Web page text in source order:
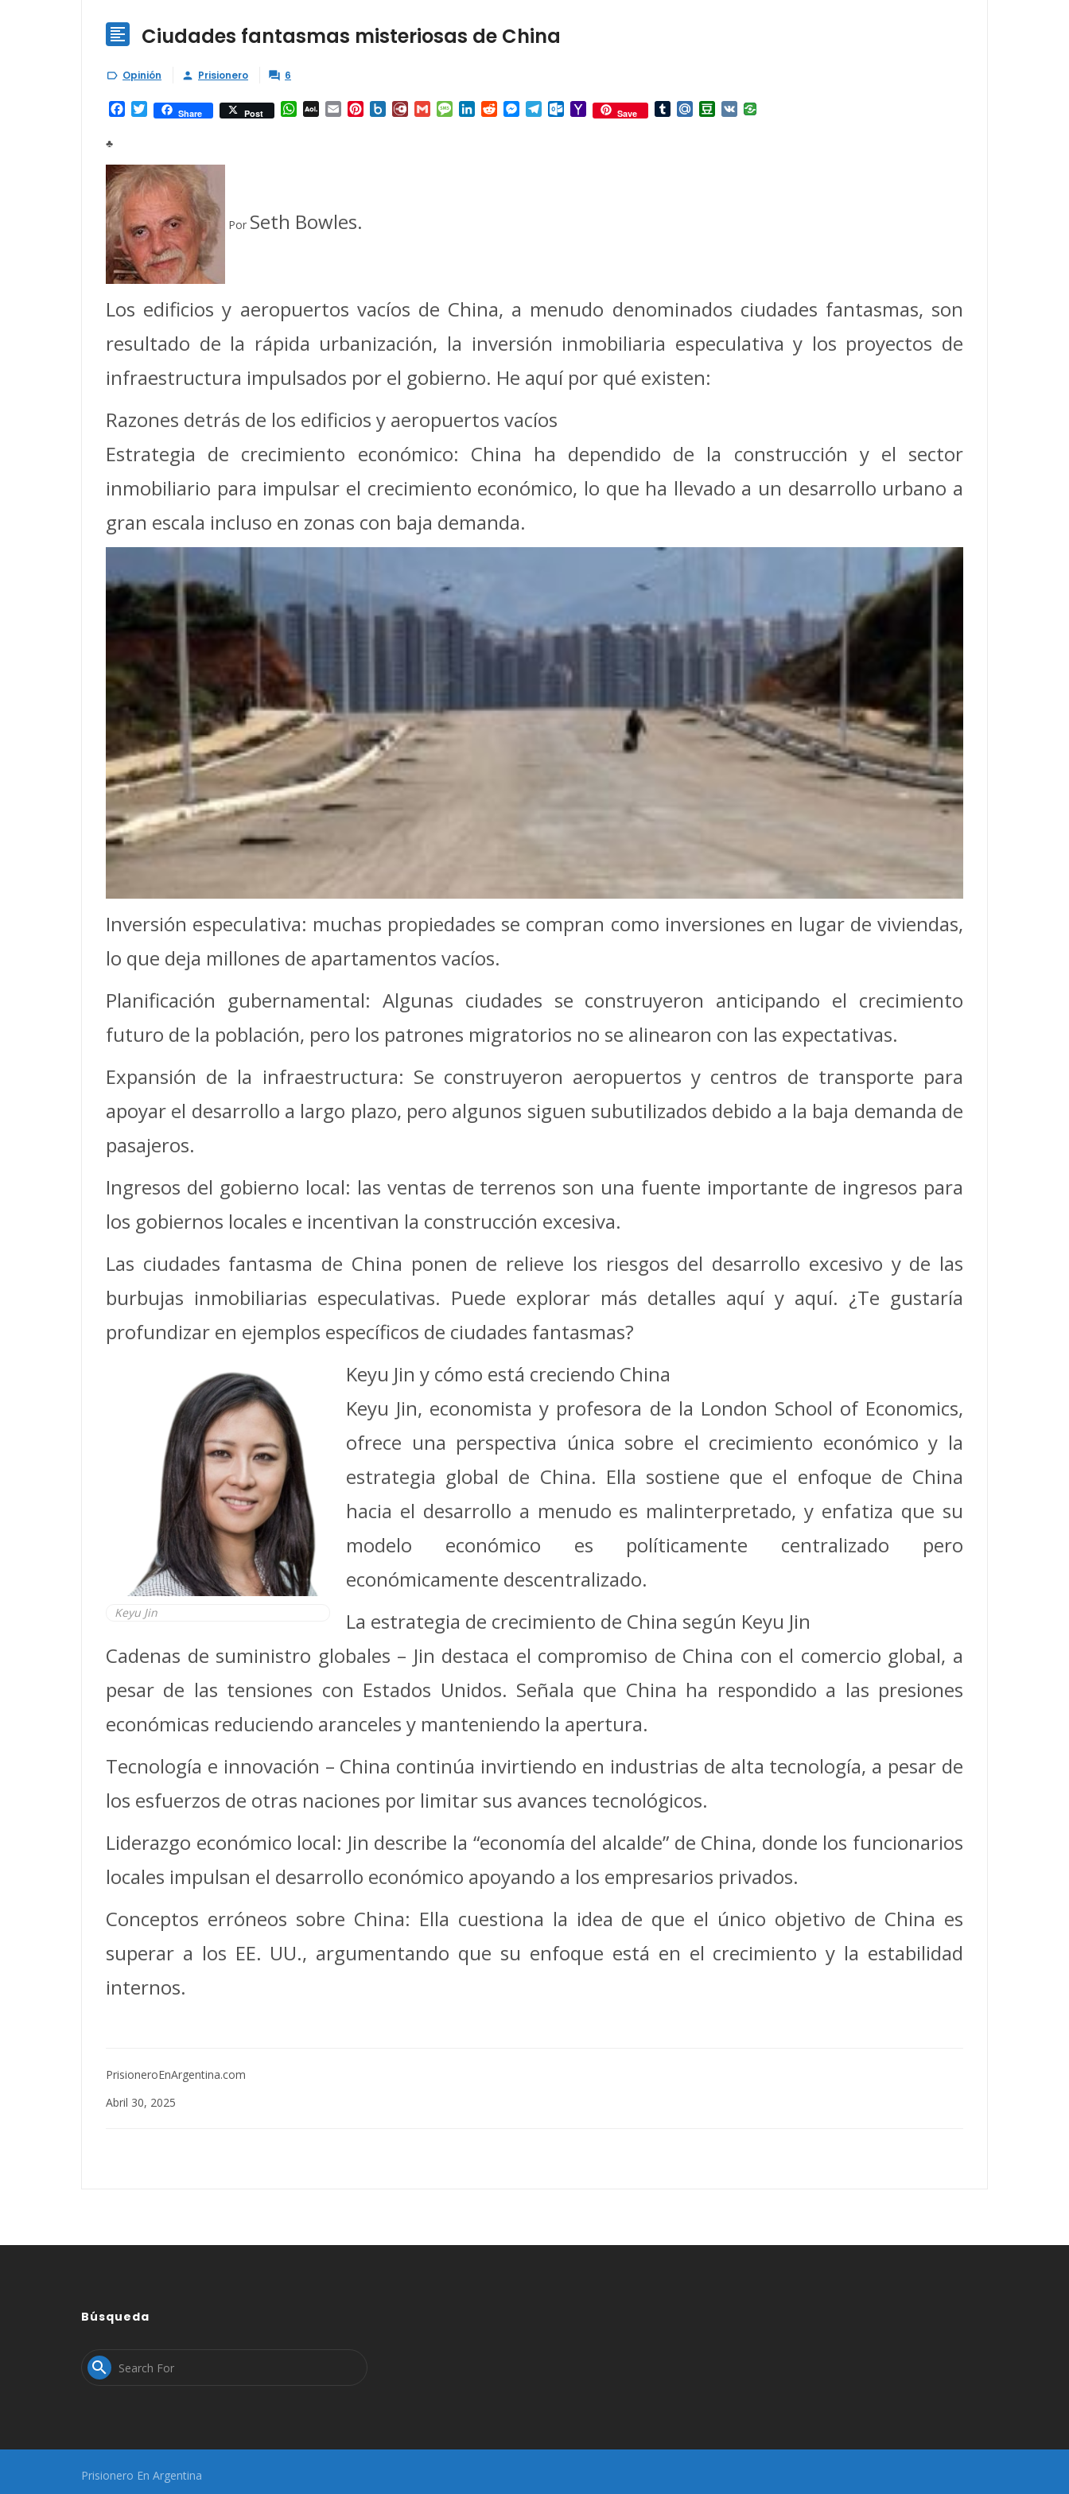
 Ciudades fantasmas misteriosas de China
 Opinión  Prisionero  6
Facebook
TwitterShare Post WhatsApp
AOL Email Pinterest
Box.netDiary.RuGmailMessage
LinkedInRedditMessenger
TelegramOutlook.com
YahooSave TumblrMail.RuDouban
VK
♣
Por Seth Bowles.
Los edificios y aeropuertos vacíos de China, a menudo denominados ciudades fantasmas, son
resultado de la rápida urbanización, la inversión inmobiliaria especulativa y los proyectos de
infraestructura impulsados ​​por el gobierno. He aquí por qué existen:
Razones detrás de los edificios y aeropuertos vacíos
Estrategia de crecimiento económico: China ha dependido de la construcción y el sector
inmobiliario para impulsar el crecimiento económico, lo que ha llevado a un desarrollo urbano a
gran escala incluso en zonas con baja demanda.
Inversión especulativa: muchas propiedades se compran como inversiones en lugar de viviendas,
lo que deja millones de apartamentos vacíos.
Planificación gubernamental: Algunas ciudades se construyeron anticipando el crecimiento
futuro de la población, pero los patrones migratorios no se alinearon con las expectativas.
Expansión de la infraestructura: Se construyeron aeropuertos y centros de transporte para
apoyar el desarrollo a largo plazo, pero algunos siguen subutilizados debido a la baja demanda de
pasajeros.
Ingresos del gobierno local: las ventas de terrenos son una fuente importante de ingresos para
los gobiernos locales e incentivan la construcción excesiva.
Las ciudades fantasma de China ponen de relieve los riesgos del desarrollo excesivo y de las
burbujas inmobiliarias especulativas. Puede explorar más detalles aquí y aquí. ¿Te gustaría
profundizar en ejemplos específicos de ciudades fantasmas?
Keyu Jin
Keyu Jin y cómo está creciendo China
Keyu Jin, economista y profesora de la London School of Economics,
ofrece una perspectiva única sobre el crecimiento económico y la
estrategia global de China. Ella sostiene que el enfoque de China
hacia el desarrollo a menudo es malinterpretado, y enfatiza que su
modelo económico es políticamente centralizado pero
económicamente descentralizado.
La estrategia de crecimiento de China según Keyu Jin
Cadenas de suministro globales – Jin destaca el compromiso de China con el comercio global, a
pesar de las tensiones con Estados Unidos. Señala que China ha respondido a las presiones
económicas reduciendo aranceles y manteniendo la apertura.
Tecnología e innovación – China continúa invirtiendo en industrias de alta tecnología, a pesar de
los esfuerzos de otras naciones por limitar sus avances tecnológicos.
Liderazgo económico local: Jin describe la “economía del alcalde” de China, donde los funcionarios
locales impulsan el desarrollo económico apoyando a los empresarios privados.
Conceptos erróneos sobre China: Ella cuestiona la idea de que el único objetivo de China es
superar a los EE. UU., argumentando que su enfoque está en el crecimiento y la estabilidad
internos.
PrisioneroEnArgentina.com
Abril 30, 2025
Búsqueda

Prisionero En Argentina